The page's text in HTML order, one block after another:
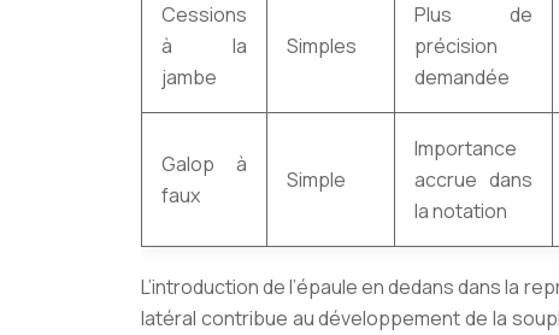
Cessions
à la
jambe
Simples
Plus de
précision
demandée
Galop à
faux
Simple
Importance
accrue dans
la notation
L’introduction de l’épaule en dedans dans la
latéral contribue au développement de la